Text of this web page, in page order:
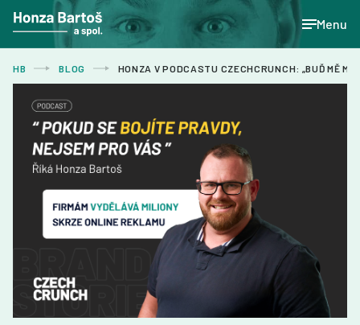
Menu
HB BLOG HONZA V PODCASTU CZECHCRUNCH: „BUĎ MĚ